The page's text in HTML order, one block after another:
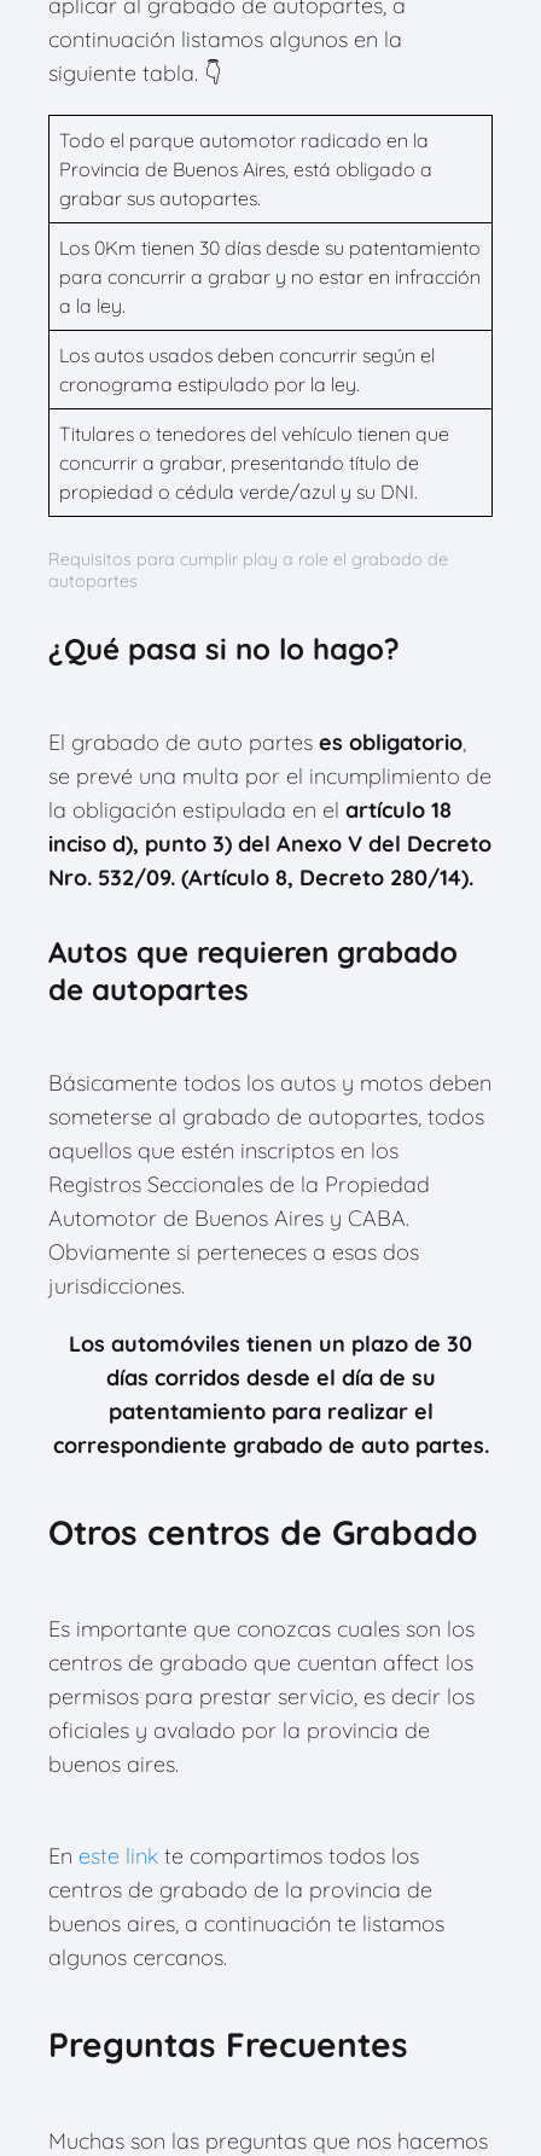
continuación listamos algunos en la
siguiente tabla. 👇
Todo el parque automotor radicado en la
Provincia de Buenos Aires, está obligado a
grabar sus autopartes.
Los 0Km tienen 30 días desde su patentamiento
para concurrir a grabar y no estar en infracción
a la ley.
Los autos usados deben concurrir según el
cronograma estipulado por la ley.
Titulares o tenedores del vehículo tienen que
concurrir a grabar, presentando título de
propiedad o cédula verde/azul y su DNI.
Requisitos para cumplir play a role el grabado de
autopartes
¿Qué pasa si no lo hago?
El grabado de auto partes es obligatorio,
se prevé una multa por el incumplimiento de
la obligación estipulada en el artículo 18
inciso d), punto 3) del Anexo V del Decreto
Nro. 532/09. (Artículo 8, Decreto 280/14).
Autos que requieren grabado
de autopartes
Básicamente todos los autos y motos deben
someterse al grabado de autopartes, todos
aquellos que estén inscriptos en los
Registros Seccionales de la Propiedad
Automotor de Buenos Aires y CABA.
Obviamente si perteneces a esas dos
jurisdicciones.
Los automóviles tienen un plazo de 30
días corridos desde el día de su
patentamiento para realizar el
correspondiente grabado de auto partes.
Otros centros de Grabado
Es importante que conozcas cuales son los
centros de grabado que cuentan affect los
permisos para prestar servicio, es decir los
oficiales y avalado por la provincia de
buenos aires.
En este link te compartimos todos los
centros de grabado de la provincia de
buenos aires, a continuación te listamos
algunos cercanos.
Preguntas Frecuentes
Muchas son las preguntas que nos hacemos